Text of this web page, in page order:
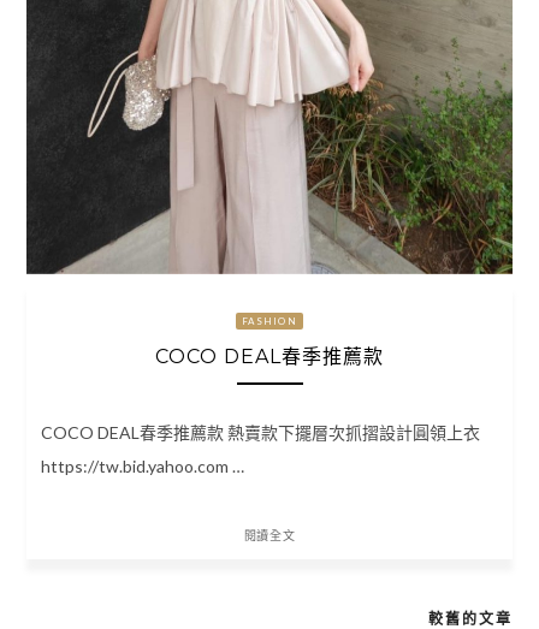
FASHION
COCO DEAL春季推薦款
COCO DEAL春季推薦款 熱賣款下擺層次抓摺設計圓領上衣
https://tw.bid.yahoo.com …
閱讀全文
較舊的文章